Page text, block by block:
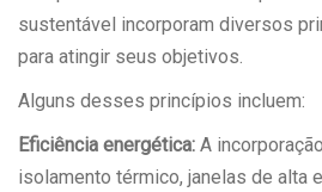
sustentável incorporam diversos
para atingir seus objetivos.
Alguns desses princípios incluem:
Eficiência energética: A
isolamento térmico, janelas de alta